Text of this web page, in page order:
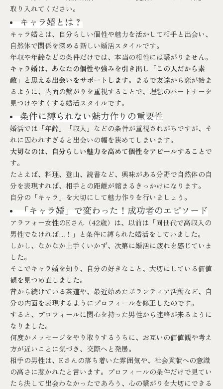
取り入れてください。
キャラ婚とは？
キャラ婚とは、自分らしい個性や魅力を活かして相手と出会い、
自然体で関係を深める新しい婚活スタイルです。
年収や年齢などの条件だけでは、本当の相性には繋がりません。
キャラ婚は、あなたの個性や強みを引き出し「この人だから素
敵」と思える出会いをサポートします。 まるで友達から恋が始ま
るように、内面の繋がりを重視することで、理想のパートナーを
見つけやすくする婚活スタイルです。
条件に縛られない魅力作りの重要性
婚活では「年齢」「収入」などの条件が重視されがちですが、そ
れに囚われすぎると出会いの幅を狭めてしまいます。
大切なのは、自分らしい魅力を高めて個性をアピールすること で
す。
たとえば、料理、登山、読書など、興味がある分野で自然体の自
分を表現すれば、相手との距離が縮まるきっかけになります。
自分の「キャラ」を大切にして魅力作りを行いましょう。
「キャラ婚」で変わった！成功者のエピソード
アラフォー女性のEさん（42歳）は、以前は「同世代で高収入の
男性でなければ…！」と条件に縛られた婚活をしていました。
しかし、なかなか上手くいかず、次第に婚活に疲れを感じていま
した。
そこでキャラ婚を知り、自分の好きなこと、大切にしている価値
観を見つめ直しました。
昔から続けている茶道や、最近始めたボランティア活動など、自
分の内面を表現するようにプロフィールを修正したのです。
すると、プロフィールに関心を持った男性から連絡が来るように
なりました。
何度かメッセージをやり取りするうちに、お互いの価値観や考え
方が近いことに気づき、交際へと発展。
相手の男性は、Eさんの落ち着いた雰囲気や、社会貢献への意識
の高さに惹かれたと言います。プロフィールの条件だけで見てい
たら決して出会わなかったであろう、心の繋がりを大切にできる